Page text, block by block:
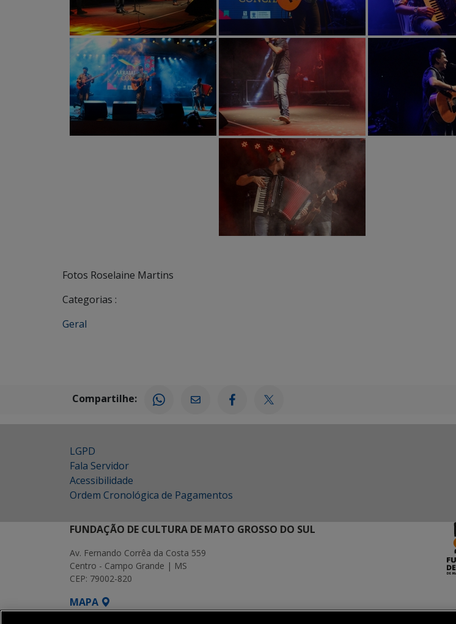
Fotos Roselaine Martins
Categorias :
Geral
Compartilhe:
LGPD
Fala Servidor
Acessibilidade
Ordem Cronológica de Pagamentos
FUNDAÇÃO DE CULTURA DE MATO GROSSO DO SUL
Av. Fernando Corrêa da Costa 559
Centro - Campo Grande | MS
CEP: 79002-820
MAPA